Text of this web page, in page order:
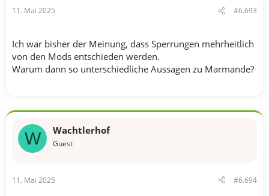
:
11. Mai 2025 #6.693
Ich war bisher der Meinung, dass Sperrungen mehrheitlich
von den Mods entschieden werden.
Warum dann so unterschiedliche Aussagen zu Marmande?
W Wachtlerhof
Guest
11. Mai 2025 #6.694